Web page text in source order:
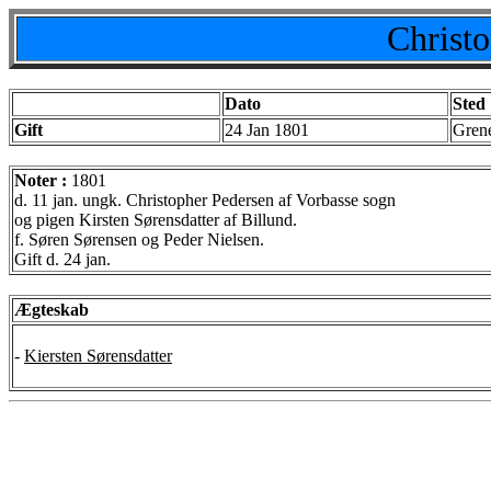
Dato
Sted
Gift
24 Jan 1801
Noter : 1801
d. 11 jan. ungk. Christopher Pedersen af Vorbasse sogn
og pigen Kirsten Sørensdatter af Billund.
f. Søren Sørensen og Peder Nielsen.
Gift d. 24 jan.
Ægteskab
- Kiersten Sørensdatter